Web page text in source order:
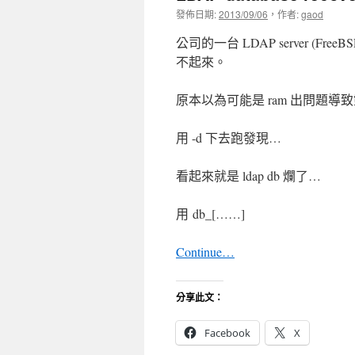
發佈日期:2013/09/06 ， 作者:gaod
公司的一台 LDAP server
不起來。
原本以為可能是 ram 出問題導
用 -d 下去跑發現…
看起來就是 ldap db 爛了…
用 db_[……]
Continue…
分享此文：
Facebook X